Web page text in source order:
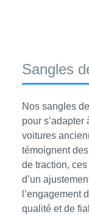
Sangles
Nos sangles
pour
voitures
témoignent
de traction,
d’un
l’engagement
qualité et de